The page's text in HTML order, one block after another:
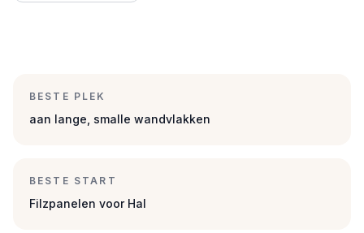
BESTE PLEK
aan lange, smalle wandvlakken
BESTE START
Filzpanelen voor Hal